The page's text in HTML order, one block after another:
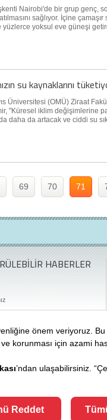
Nairobi'de bir grup genç,
sağlıyor. İçine
yüzlerce yoksul eve güneşi
su kaynaklarını
Üniversitesi (OMÜ) Ziraat
"Küresel iklim değişimlerine
daha da artacak ve ciddi su
69 70 71
HABERLER
Kütüphanesi